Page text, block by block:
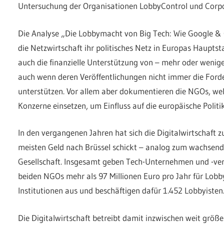
Untersuchung der Organisationen LobbyControl und
Die Analyse „Die Lobbymacht von Big Tech: Wie Google
die Netzwirtschaft ihr politisches Netz in Europas
auch die finanzielle Unterstützung von – mehr oder
auch wenn deren Veröffentlichungen nicht immer die
unterstützen. Vor allem aber dokumentieren die NGOs,
Konzerne einsetzen, um Einfluss auf die europäische
In den vergangenen Jahren hat sich die Digitalwirtschaft
meisten Geld nach Brüssel schickt – analog zum
Gesellschaft. Insgesamt geben Tech-Unternehmen und -
beiden NGOs mehr als 97 Millionen Euro pro Jahr für
Institutionen aus und beschäftigen dafür 1.452
Die Digitalwirtschaft betreibt damit inzwischen weit